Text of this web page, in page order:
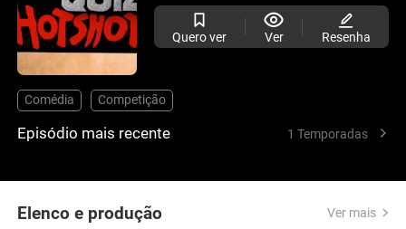
Quero ver Ver Resenha
Comédia Competição
Episódio mais recente 1 Temporadas
Elenco e produção Ver mais